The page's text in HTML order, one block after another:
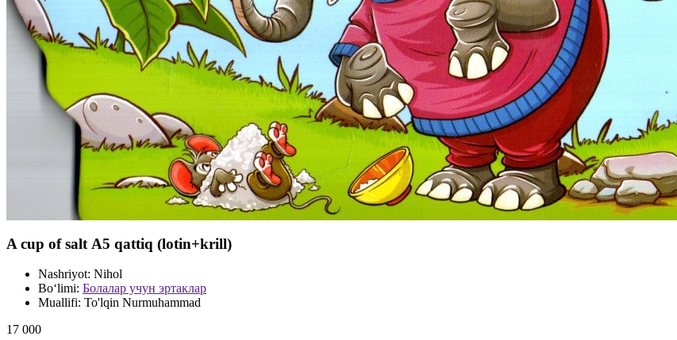
A cup of salt А5 qattiq (lotin+krill)
Nashriyot: Nihol
Bo‘limi: Болалар учун эртаклар
Muallifi: To'lqin Nurmuhammad
17 000